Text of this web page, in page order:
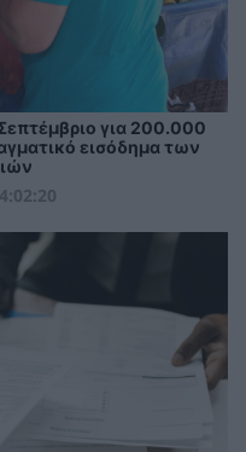
για 200.000
εισόδημα των